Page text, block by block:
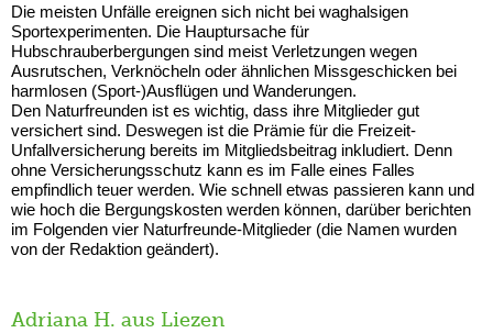
Die meisten Unfälle ereignen sich nicht bei waghalsigen
Sportexperimenten. Die Hauptursache für
Hubschrauberbergungen sind meist Verletzungen wegen
Ausrutschen, Verknöcheln oder ähnlichen Missgeschicken bei
harmlosen (Sport-)Ausflügen und Wanderungen.
Den Naturfreunden ist es wichtig, dass ihre Mitglieder gut
versichert sind. Deswegen ist die Prämie für die Freizeit-
Unfallversicherung bereits im Mitgliedsbeitrag inkludiert. Denn
ohne Versicherungsschutz kann es im Falle eines Falles
empfindlich teuer werden. Wie schnell etwas passieren kann und
wie hoch die Bergungskosten werden können, darüber berichten
im Folgenden vier Naturfreunde-Mitglieder (die Namen wurden
von der Redaktion geändert).
Adriana H. aus Liezen